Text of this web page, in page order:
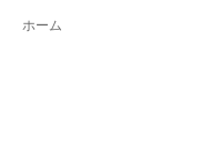
ホーム